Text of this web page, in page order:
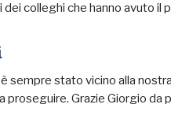
dei colleghi che hanno avuto il
sempre stato vicino alla
proseguire. Grazie Giorgio da